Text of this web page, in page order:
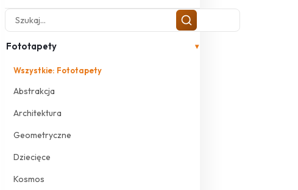
Fototapety ▾
Wszystkie: Fototapety
Abstrakcja
Architektura
Geometryczne
Dziecięce
Kosmos